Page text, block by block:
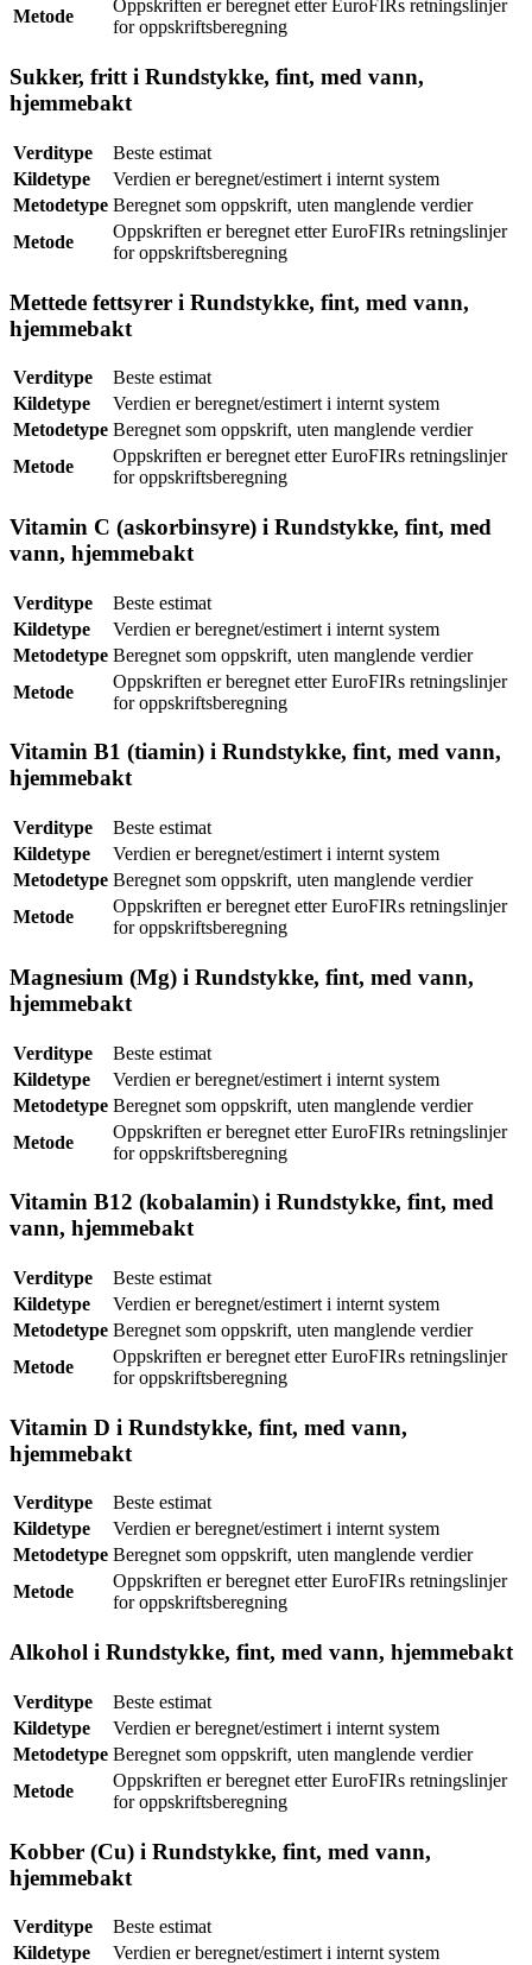
Metode
Oppskriften er beregnet etter EuroFIRs retningslinjer
for oppskriftsberegning
Sukker, fritt i Rundstykke, fint, med vann,
hjemmebakt
Verditype
Beste estimat
Kildetype
Verdien er beregnet/estimert i internt system
Metodetype Beregnet som oppskrift, uten manglende verdier
Metode
Oppskriften er beregnet etter EuroFIRs retningslinjer
for oppskriftsberegning
Mettede fettsyrer i Rundstykke, fint, med vann,
hjemmebakt
Verditype
Beste estimat
Kildetype
Verdien er beregnet/estimert i internt system
Metodetype Beregnet som oppskrift, uten manglende verdier
Metode
Oppskriften er beregnet etter EuroFIRs retningslinjer
for oppskriftsberegning
Vitamin C (askorbinsyre) i Rundstykke, fint, med
vann, hjemmebakt
Verditype
Beste estimat
Kildetype
Verdien er beregnet/estimert i internt system
Metodetype Beregnet som oppskrift, uten manglende verdier
Metode
Oppskriften er beregnet etter EuroFIRs retningslinjer
for oppskriftsberegning
Vitamin B1 (tiamin) i Rundstykke, fint, med vann,
hjemmebakt
Verditype
Beste estimat
Kildetype
Verdien er beregnet/estimert i internt system
Metodetype Beregnet som oppskrift, uten manglende verdier
Metode
Oppskriften er beregnet etter EuroFIRs retningslinjer
for oppskriftsberegning
Magnesium (Mg) i Rundstykke, fint, med vann,
hjemmebakt
Verditype
Beste estimat
Kildetype
Verdien er beregnet/estimert i internt system
Metodetype Beregnet som oppskrift, uten manglende verdier
Metode
Oppskriften er beregnet etter EuroFIRs retningslinjer
for oppskriftsberegning
Vitamin B12 (kobalamin) i Rundstykke, fint, med
vann, hjemmebakt
Verditype
Beste estimat
Kildetype
Verdien er beregnet/estimert i internt system
Metodetype Beregnet som oppskrift, uten manglende verdier
Metode
Oppskriften er beregnet etter EuroFIRs retningslinjer
for oppskriftsberegning
Vitamin D i Rundstykke, fint, med vann,
hjemmebakt
Verditype
Beste estimat
Kildetype
Verdien er beregnet/estimert i internt system
Metodetype Beregnet som oppskrift, uten manglende verdier
Metode
Oppskriften er beregnet etter EuroFIRs retningslinjer
for oppskriftsberegning
Alkohol i Rundstykke, fint, med vann, hjemmebakt
Verditype
Beste estimat
Kildetype
Verdien er beregnet/estimert i internt system
Metodetype Beregnet som oppskrift, uten manglende verdier
Metode
Oppskriften er beregnet etter EuroFIRs retningslinjer
for oppskriftsberegning
Kobber (Cu) i Rundstykke, fint, med vann,
hjemmebakt
Verditype
Beste estimat
Kildetype
Verdien er beregnet/estimert i internt system